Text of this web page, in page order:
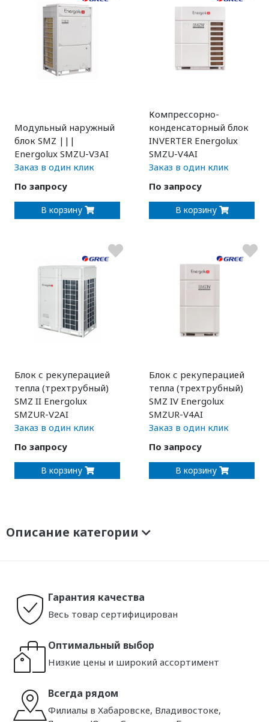
Модульный наружный
блок SMZ |||
Energolux SMZU-V3AI
Заказ в один клик
По запросу
В корзину
Компрессорно-
конденсаторный блок
INVERTER Energolux
SMZU-V4AI
Заказ в один клик
По запросу
В корзину
Блок с рекуперацией
тепла (трехтрубный)
SMZ II Energolux
SMZUR-V2AI
Заказ в один клик
По запросу
В корзину
Блок с рекуперацией
тепла (трехтрубный)
SMZ IV Energolux
SMZUR-V4AI
Заказ в один клик
По запросу
В корзину
Описание категории
Гарантия качества
Весь товар сертифицирован
Оптимальный выбор
Низкие цены и широкий ассортимент
Всегда рядом
Филиалы в Хабаровске, Владивостоке,